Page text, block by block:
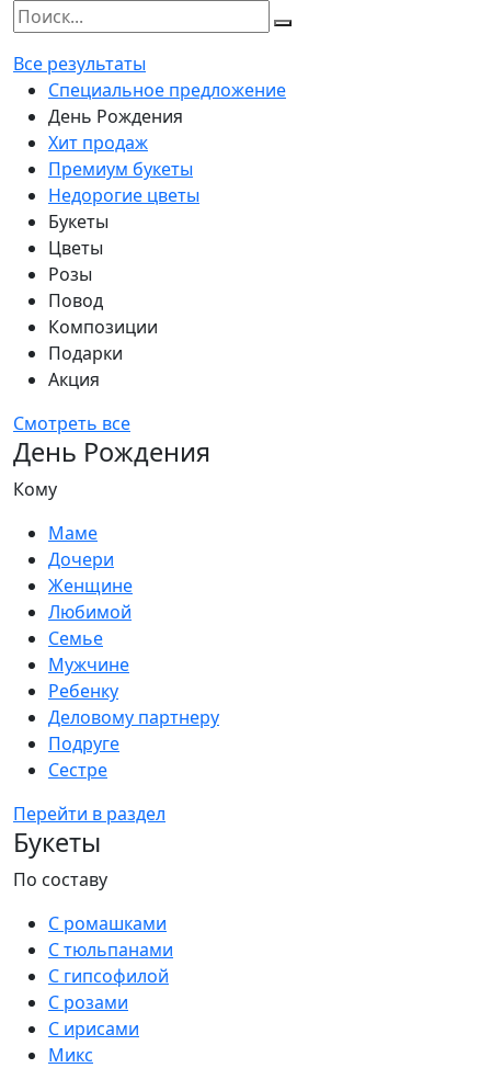
Все результаты
Специальное предложение
День Рождения
Хит продаж
Премиум букеты
Недорогие цветы
Букеты
Цветы
Розы
Повод
Композиции
Подарки
Акция
Смотреть все
День Рождения
Кому
Маме
Дочери
Женщине
Любимой
Семье
Мужчине
Ребенку
Деловому партнеру
Подруге
Сестре
Перейти в раздел
Букеты
По составу
С ромашками
С тюльпанами
С гипсофилой
С розами
С ирисами
Микс